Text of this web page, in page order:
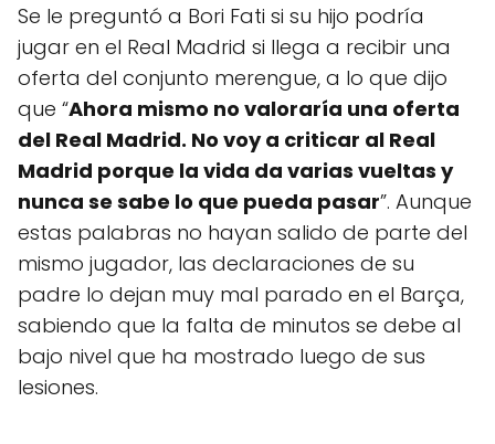
Se le preguntó a Bori Fati si su hijo podría
jugar en el Real Madrid si llega a recibir una
oferta del conjunto merengue, a lo que dijo
que “Ahora mismo no valoraría una oferta
del Real Madrid. No voy a criticar al Real
Madrid porque la vida da varias vueltas y
nunca se sabe lo que pueda pasar”. Aunque
estas palabras no hayan salido de parte del
mismo jugador, las declaraciones de su
padre lo dejan muy mal parado en el Barça,
sabiendo que la falta de minutos se debe al
bajo nivel que ha mostrado luego de sus
lesiones.